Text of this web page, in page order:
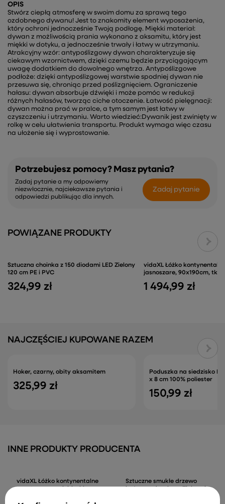
OPIS
Stwórz ciepłą atmosferę w swoim domu za sprawą tego
ozdobnego dywanu! Jest to znakomity element wyposażenia,
który ochroni jednocześnie Twoją podłogę. Miękki materiał:
dywan z możliwością prania wykonano z aksamitu, który jest
miękki w dotyku, a jednocześnie trwały i łatwy w utrzymaniu.
Atrakcyjny wzór: antypoślizgowy dywan charakteryzuje się
ciekawym wzornictwem, dzięki czemu będzie przyciągającym
uwagę dodatkiem do dowolnego wnętrza. Antypoślizgowe
podłoże: dzięki antypoślizgowej warstwie spodniej dywan nie
przesuwa się, chroniąc przed poślizgnięciem. Ograniczenie
hałasu: dywan absorbuje dźwięki i może pomóc w redukcji
różnych hałasów, tworząc ciche otoczenie. Łatwość pielęgnacji:
dywan można prać w pralce, a tym samym jest łatwy w
czyszczeniu i utrzymaniu. Warto wiedzieć:Dywanik jest zwinięty w
rolkę w celu ułatwienia transportu. Produkt wymaga więc czasu
na ułożenie się i wyprostowanie.
Potrzebujesz pomocy? Masz pytania?
Zadaj pytanie a my odpowiemy
niezwłocznie, najciekawsze pytania i
odpowiedzi publikując dla innych.
Zadaj pytanie
POWIĄZANE PRODUKTY
120 cm PE i PVC
324,99 zł
jasnoszare, 90x190cm,
1 494,99 zł
Hoker, czarny, obity aksamitem
x 8 cm 100% poliester